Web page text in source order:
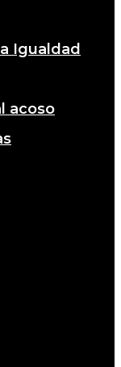
Igualdad
acoso